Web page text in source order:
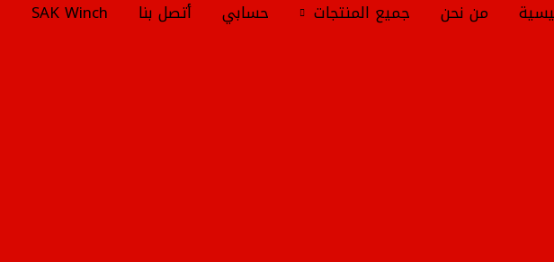
من نحن جميع المنتجات حسابي أتصل بنا
SAK Winch